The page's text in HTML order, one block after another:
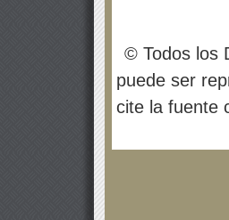
© Todos los
puede ser
cite la fuente